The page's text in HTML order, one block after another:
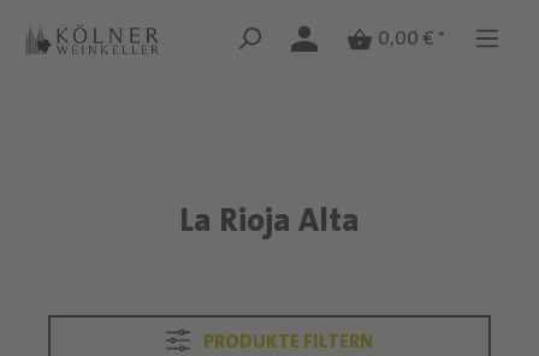
Zum Hauptinhalt springen
Zum Hauptinhalt springen
0,00 € *
La Rioja Alta
PRODUKTE FILTERN